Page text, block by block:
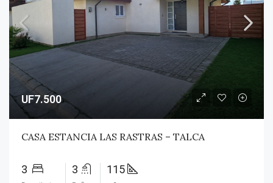
UF7.500
CASA ESTANCIA LAS RASTRAS – TALCA
3 3 115